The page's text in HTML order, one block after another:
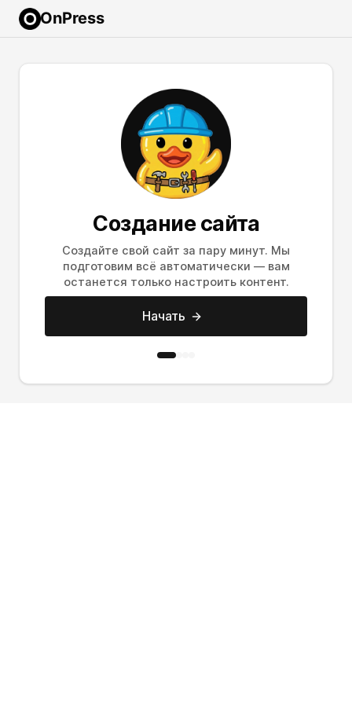
OnPress
Создание сайта
Создайте свой сайт за пару минут. Мы
подготовим всё автоматически — вам
останется только настроить контент.
Начать